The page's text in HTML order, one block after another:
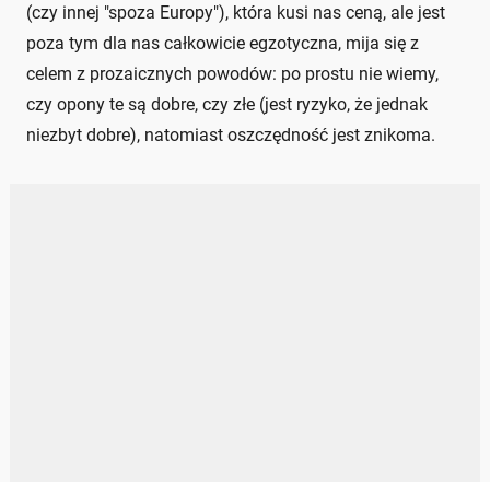
(czy innej "spoza Europy"), która kusi nas ceną, ale jest
poza tym dla nas całkowicie egzotyczna, mija się z
celem z prozaicznych powodów: po prostu nie wiemy,
czy opony te są dobre, czy złe (jest ryzyko, że jednak
niezbyt dobre), natomiast oszczędność jest znikoma.